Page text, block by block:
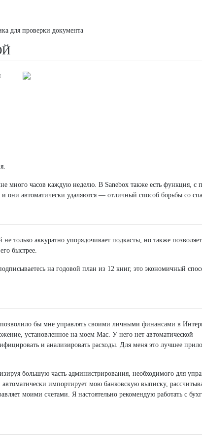
для проверки документа
много часов каждую неделю. В Sanebox также есть функция, с
автоматически удаляются — отличный способ борьбы со
только аккуратно упорядочивает подкасты, но также
быстрее.
на годовой план из 12 книг, это экономичный
бы мне управлять своими личными финансами в
установленное на моем Mac. У него нет автоматической
и анализировать расходы. Для меня это лучшее
большую часть администрирования, необходимого для
импортирует мою банковскую выписку,
моими счетами. Я настоятельно рекомендую работать с